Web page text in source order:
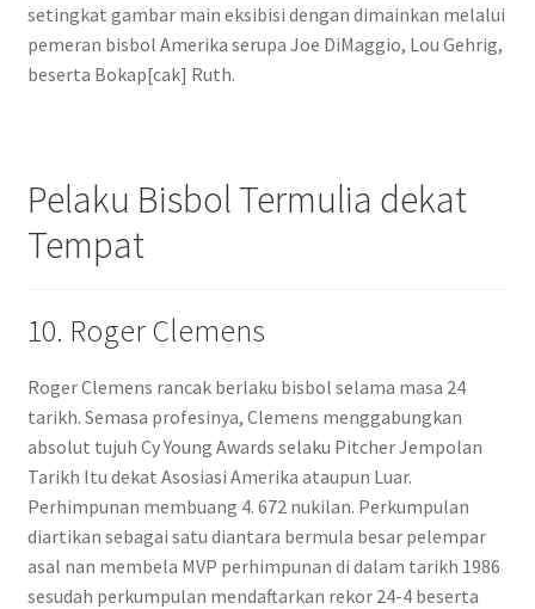
setingkat gambar main eksibisi dengan dimainkan melalui
pemeran bisbol Amerika serupa Joe DiMaggio, Lou Gehrig,
beserta Bokap[cak] Ruth.
Pelaku Bisbol Termulia dekat
Tempat
10. Roger Clemens
Roger Clemens rancak berlaku bisbol selama masa 24
tarikh. Semasa profesinya, Clemens menggabungkan
absolut tujuh Cy Young Awards selaku Pitcher Jempolan
Tarikh Itu dekat Asosiasi Amerika ataupun Luar.
Perhimpunan membuang 4. 672 nukilan. Perkumpulan
diartikan sebagai satu diantara bermula besar pelempar
asal nan membela MVP perhimpunan di dalam tarikh 1986
sesudah perkumpulan mendaftarkan rekor 24-4 beserta